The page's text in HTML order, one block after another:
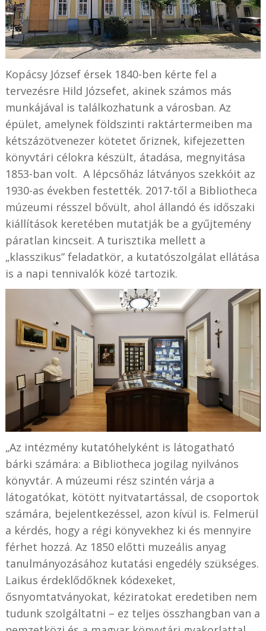
Kopácsy József érsek 1840-ben kérte fel a
tervezésre Hild Józsefet, akinek számos más
munkájával is találkozhatunk a városban. Az
épület, amelynek földszinti raktártermeiben ma
kétszázötvenezer kötetet őriznek, kifejezetten
könyvtári célokra készült, átadása, megnyitása
1853-ban volt. A lépcsőház látványos szekkóit az
1930-as években festették. 2017-től a Bibliotheca
múzeumi résszel bővült, ahol állandó és időszaki
kiállítások keretében mutatják be a gyűjtemény
páratlan kincseit. A turisztika mellett a
„klasszikus” feladatkör, a kutatószolgálat ellátása
is a napi tennivalók közé tartozik.
„Az intézmény kutatóhelyként is látogatható
bárki számára: a Bibliotheca jogilag nyilvános
könyvtár. A múzeumi rész szintén várja a
látogatókat, kötött nyitvatartással, de csoportok
számára, bejelentkezéssel, azon kívül is. Felmerül
a kérdés, hogy a régi könyvekhez ki és mennyire
férhet hozzá. Az 1850 előtti muzeális anyag
tanulmányozásához kutatási engedély szükséges.
Laikus érdeklődőknek kódexeket,
ősnyomtatványokat, kéziratokat eredetiben nem
tudunk szolgáltatni – ez teljes összhangban van a